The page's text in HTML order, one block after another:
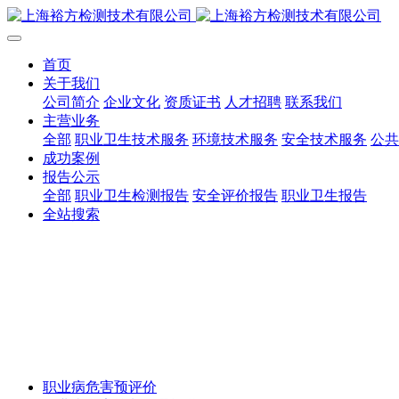
首页
关于我们
公司简介 企业文化 资质证书 人才招聘 联系我们
主营业务
全部 职业卫生技术服务 环境技术服务 安全技术服务 公
成功案例
报告公示
全部 职业卫生检测报告 安全评价报告 职业卫生报告
全站搜索
职业病危害预评价